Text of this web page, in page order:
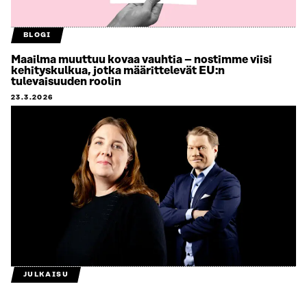
BLOGI
Maailma muuttuu kovaa vauhtia – nostimme viisi
kehityskulkua, jotka määrittelevät EU:n
tulevaisuuden roolin
23.3.2026
JULKAISU